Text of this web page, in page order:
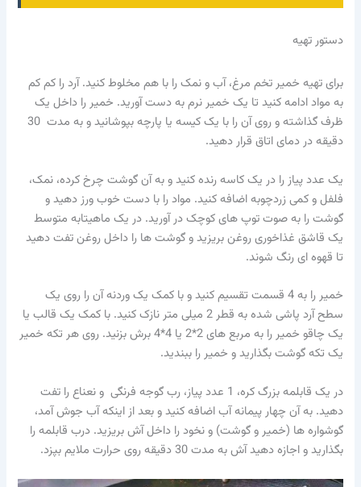
دستور تهیه
برای تهیه خمیر تخم مرغ، آب و نمک را با هم مخلوط کنید. آرد را کم کم
به مواد ادامه کنید تا یک خمیر نرم به دست آورید. خمیر را داخل یک
ظرف گذاشته و روی آن را با یک کیسه یا پارچه بپوشانید و به مدت 30
دقیقه در دمای اتاق قرار دهید.
یک عدد پیاز را در یک کاسه رنده کنید و به آن گوشت چرخ کرده، نمک،
فلفل و کمی زردچوبه اضافه کنید. مواد را با دست خوب ورز دهید و
گوشت را به صوت توپ های کوچک در آورید. در یک ماهیتابه متوسط
یک قاشق غذاخوری روغن بریزید و گوشت ها را داخل روغن تفت دهید
تا قهوه ای رنگ شوند.
خمیر را به 4 قسمت تقسیم کنید و با کمک یک وردنه آن را روی یک
سطح آرد پاشی شده به قطر 2 میلی متر نازک کنید. با کمک یک قالب یا
یک چاقو خمیر را به مربع های 2*2 یا 4*4 برش بزنید. روی هر تکه خمیر
یک تکه گوشت بگذارید و خمیر را ببندید.
در یک قابلمه بزرگ کره، 1 عدد پیاز، رب گوجه فرنگی و نعناع را تفت
دهید. به آن چهار پیمانه آب اضافه کنید و بعد از اینکه آب جوش آمد،
گوشواره ها (خمیر و گوشت) و نخود را داخل آش بریزید. درب قابلمه را
بگذارید و اجازه دهید آش به مدت 30 دقیقه روی حرارت ملایم بپزد.